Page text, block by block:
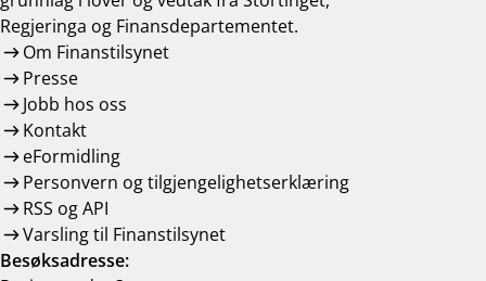
Regjeringa og Finansdepartementet.
Om Finanstilsynet
Presse
Jobb hos oss
Kontakt
eFormidling
Personvern og tilgjengelighetserklæring
RSS og API
Varsling til Finanstilsynet
Besøksadresse: